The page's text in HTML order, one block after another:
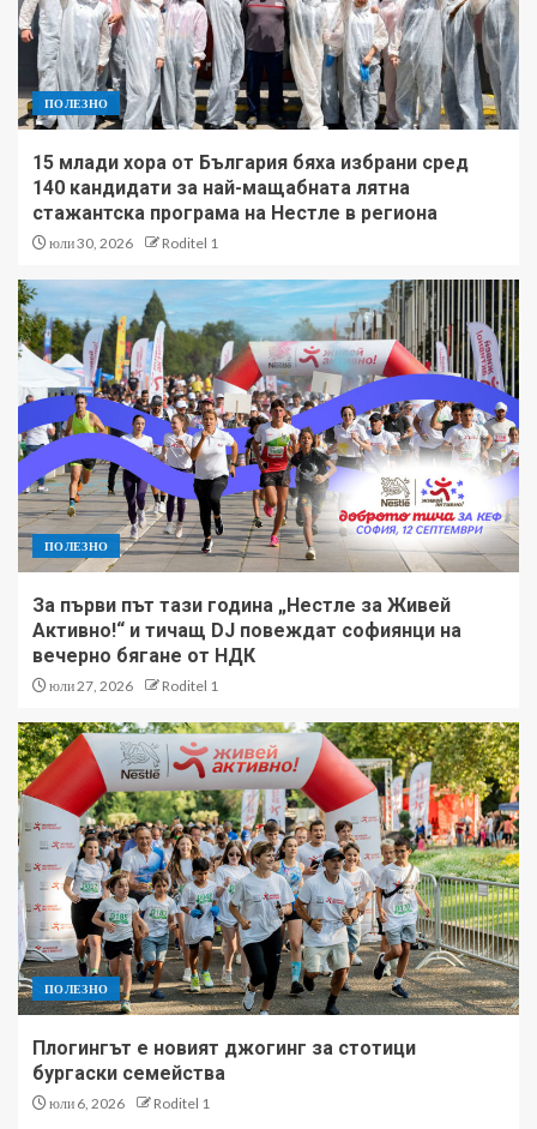
ПОЛЕЗНО
15 млади хора от България бяха избрани сред
140 кандидати за най-мащабната лятна
стажантска програма на Нестле в региона
юли 30, 2026 Roditel 1
ПОЛЕЗНО
За първи път тази година „Нестле за Живей
Активно!“ и тичащ DJ повеждат софиянци на
вечерно бягане от НДК
юли 27, 2026 Roditel 1
ПОЛЕЗНО
Плогингът е новият джогинг за стотици
бургаски семейства
юли 6, 2026 Roditel 1